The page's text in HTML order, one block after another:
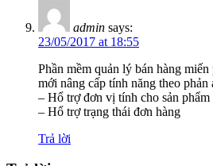
admin says:
23/05/2017 at 18:55
Phần mềm quản lý bán hàng miến
mới nâng cấp tính năng theo phản
– Hổ trợ đơn vị tính cho sản phẩm
– Hổ trợ trạng thái đơn hàng
Trả lời